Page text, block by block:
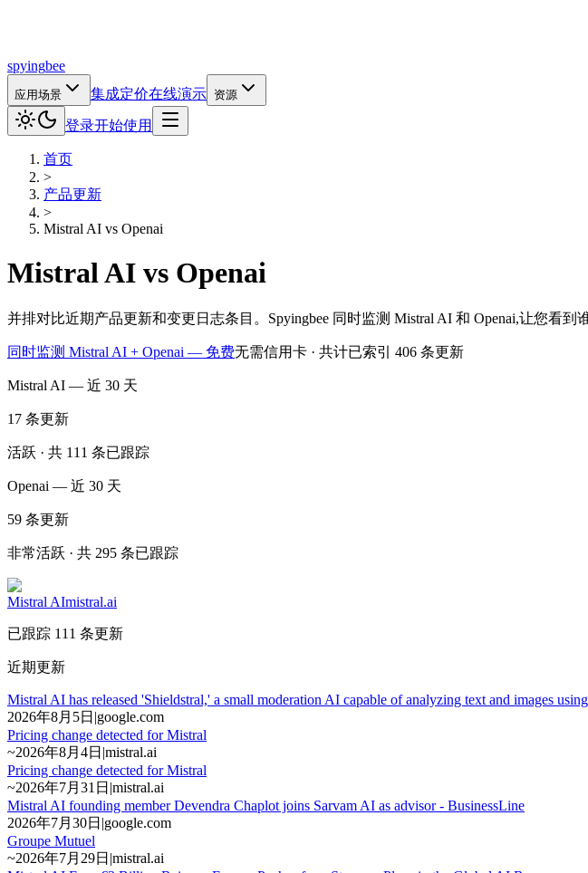
spyingbee
应用场景 集成定价在线演示 资源
登录开始使用
首页
>
产品更新
>
Mistral AI vs Openai
Mistral AI vs Openai
并排对比近期产品更新和变更日志条目。Spyingbee 同时监测 Mistral AI 和 Openai,让您看
同时监测 Mistral AI + Openai — 免费无需信用卡 · 共计已索引 406 条更新
Mistral AI — 近 30 天
17 条更新
活跃 · 共 111 条已跟踪
Openai — 近 30 天
59 条更新
非常活跃 · 共 295 条已跟踪
Mistral AImistral.ai
已跟踪 111 条更新
近期更新
Mistral AI has released 'Shieldstral,' a small moderation AI capable of analyzing text and images
2026年8月5日 |google.com
Pricing change detected for Mistral
~2026年8月4日 |mistral.ai
Pricing change detected for Mistral
~2026年7月31日 |mistral.ai
Mistral AI founding member Devendra Chaplot joins Sarvam AI as advisor - BusinessLine
2026年7月30日 |google.com
Groupe Mutuel
~2026年7月29日 |mistral.ai